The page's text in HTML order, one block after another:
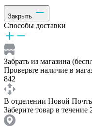
Закрыть
Способы доставки
Забрать из магазина
Проверьте наличие в
842
В отделении Новой
Заберите товар в течение